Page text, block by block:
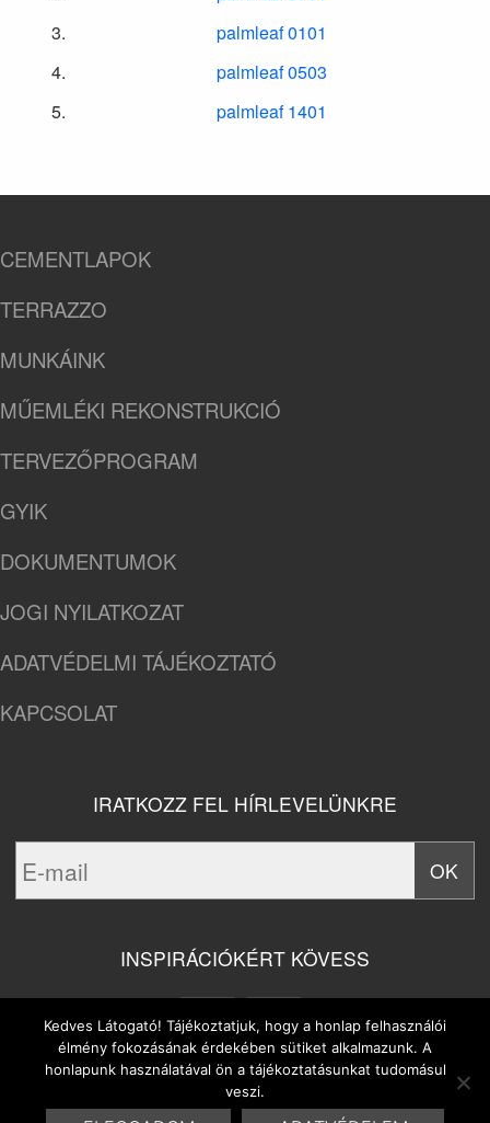
palmleaf 0101
palmleaf 0503
palmleaf 1401
CEMENTLAPOK
TERRAZZO
MUNKÁINK
MŰEMLÉKI REKONSTRUKCIÓ
TERVEZŐPROGRAM
GYIK
DOKUMENTUMOK
JOGI NYILATKOZAT
ADATVÉDELMI TÁJÉKOZTATÓ
KAPCSOLAT
IRATKOZZ FEL HÍRLEVELÜNKRE
INSPIRÁCIÓKÉRT KÖVESS
Kedves Látogató! Tájékoztatjuk, hogy a honlap felhasználói
élmény fokozásának érdekében sütiket alkalmazunk. A
honlapunk használatával ön a tájékoztatásunkat tudomásul
veszi.